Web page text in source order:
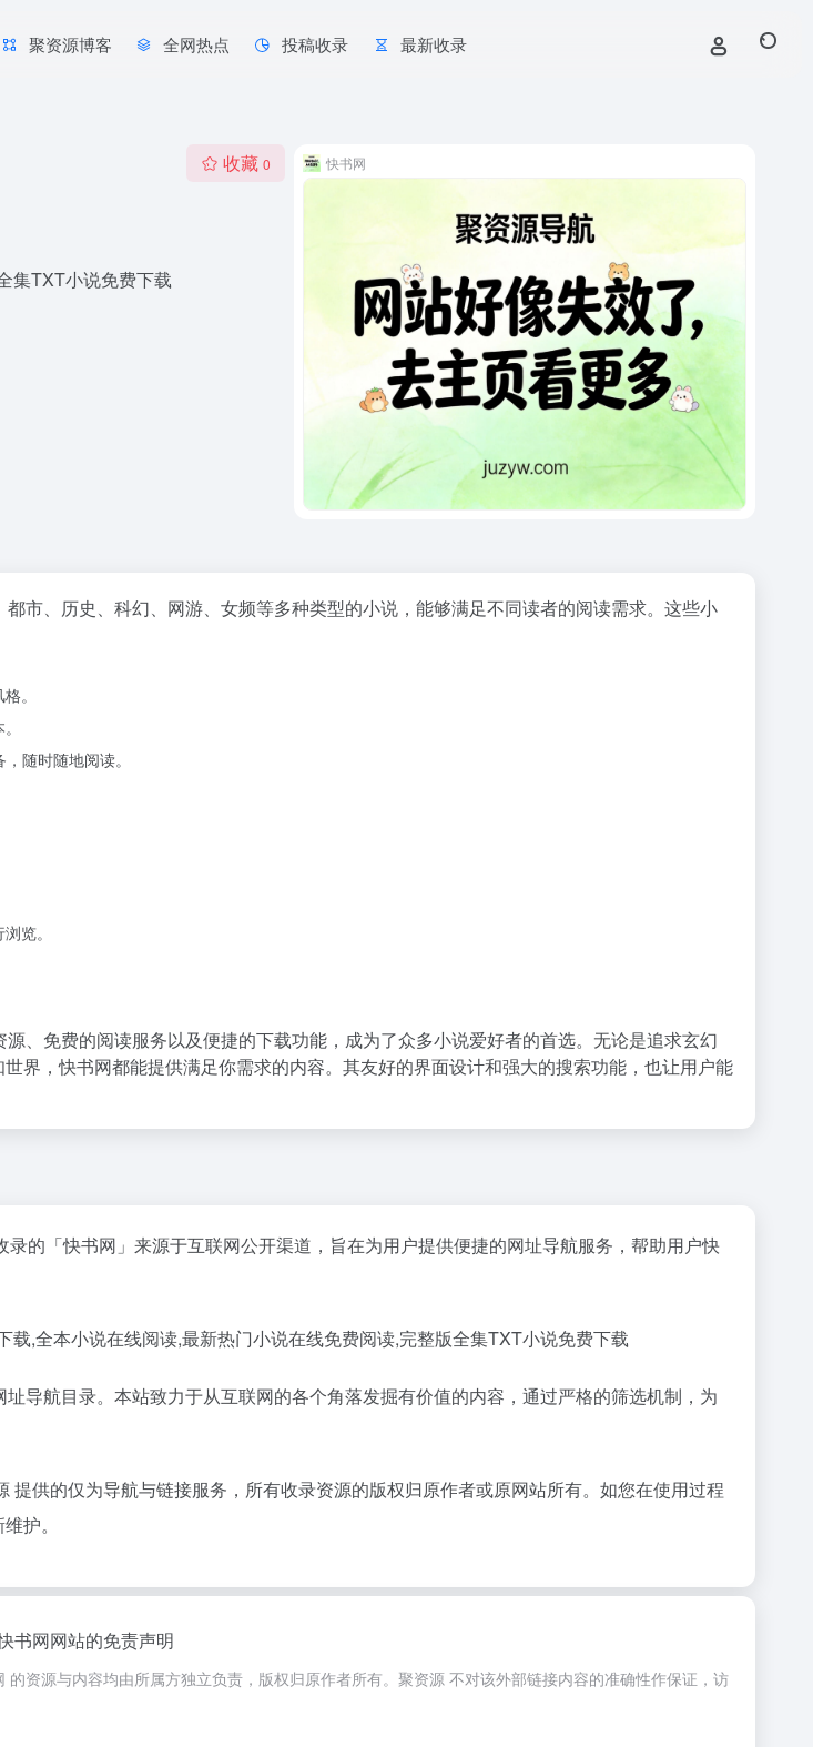
聚资源博客 全网热点 投稿收录 最新收录
收藏 0
集TXT小说免费下载
快书网
市、历史、科幻、网游、女频等多种类型的小说，能够满足不同读者的阅读需求。这些小
。
随时随地阅读。
览。
、免费的阅读服务以及便捷的下载功能，成为了众多小说爱好者的首选。无论是追求玄幻
界，快书网都能提供满足你需求的内容。其友好的界面设计和强大的搜索功能，也让用户能
的「快书网」来源于互联网公开渠道，旨在为用户提供便捷的网址导航服务，帮助用户快
,全本小说在线阅读,最新热门小说在线免费阅读,完整版全集TXT小说免费下载
导航目录。本站致力于从互联网的各个角落发掘有价值的内容，通过严格的筛选机制，为
供的仅为导航与链接服务，所有收录资源的版权归原作者或原网站所有。如您在使用过程
护。
书网网站的免责声明
资源与内容均由所属方独立负责，版权归原作者所有。聚资源 不对该外部链接内容的准确性作保证，访